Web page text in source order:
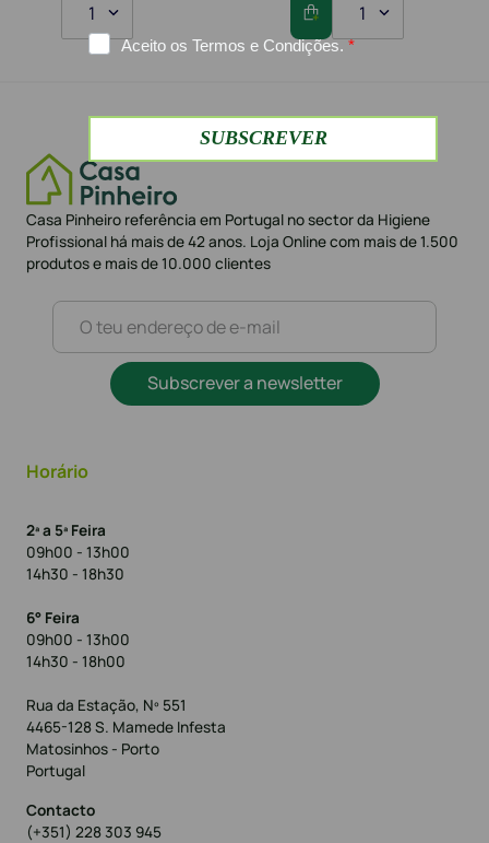
1 1
Casa Pinheiro referência em Portugal no sector da Higiene
Profissional há mais de 42 anos. Loja Online com mais de 1.500
produtos e mais de 10.000 clientes
Subscrever a newsletter
Horário
2ª a 5ª Feira
09h00 - 13h00
14h30 - 18h30
6° Feira
09h00 - 13h00
14h30 - 18h00
Rua da Estação, Nº 551
4465-128 S. Mamede Infesta
Matosinhos - Porto
Portugal
Contacto
(+351) 228 303 945